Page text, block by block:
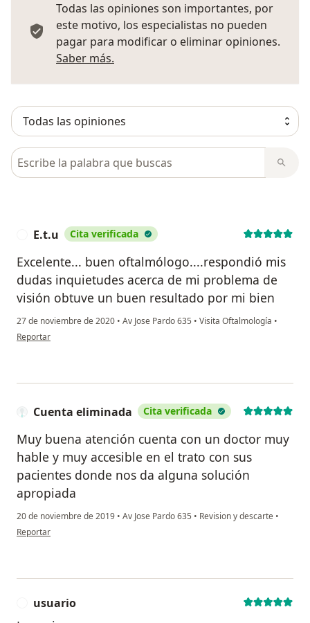
Todas las opiniones son importantes, por
este motivo, los especialistas no pueden
pagar para modificar o eliminar opiniones.
Saber más.
Busca en opiniones
E.t.u Cita verificada
Excelente... buen oftalmólogo....respondió mis
dudas inquietudes acerca de mi problema de
visión obtuve un buen resultado por mi bien
27 de noviembre de 2020 • Av Jose Pardo 635 • Visita Oftalmología •
en opinión del usuario E.t.u
Reportar
Cuenta eliminada Cita verificada
Muy buena atención cuenta con un doctor muy
hable y muy accesible en el trato con sus
pacientes donde nos da alguna solución
apropiada
20 de noviembre de 2019 • Av Jose Pardo 635 • Revision y descarte •
en opinión del usuario Cuenta eliminada
Reportar
usuario